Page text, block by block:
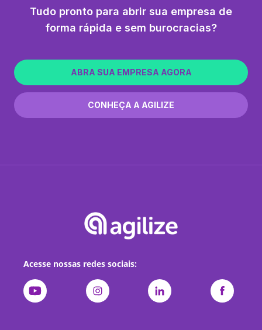
Tudo pronto para abrir sua empresa de
forma rápida e sem burocracias?
ABRA SUA EMPRESA AGORA
CONHEÇA A AGILIZE
Acesse nossas redes sociais: